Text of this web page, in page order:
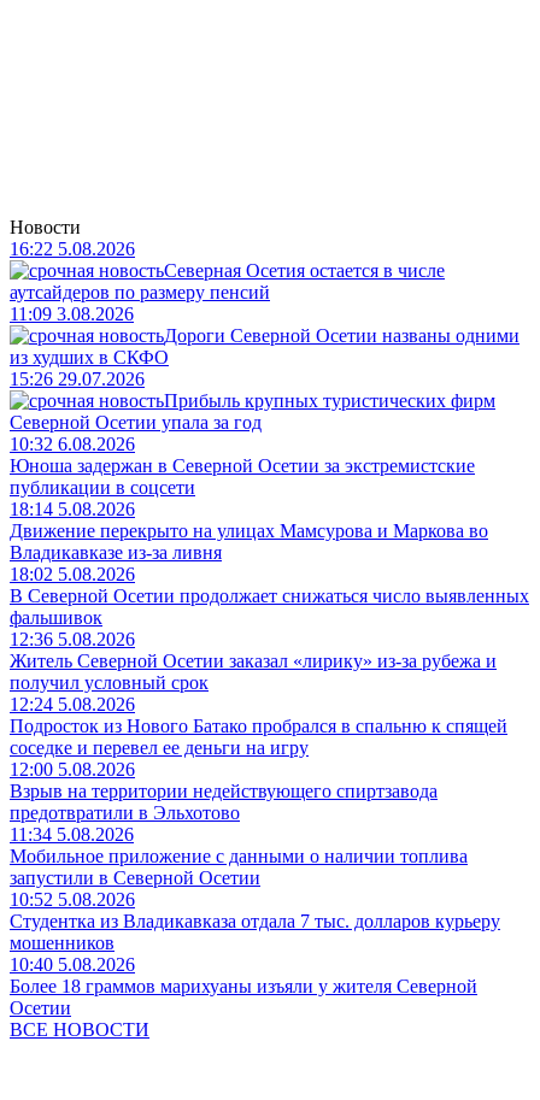
Новости
16:22 5.08.2026
Северная Осетия остается в числе
аутсайдеров по размеру пенсий
11:09 3.08.2026
Дороги Северной Осетии названы одними
из худших в СКФО
15:26 29.07.2026
Прибыль крупных туристических фирм
Северной Осетии упала за год
10:32 6.08.2026
Юноша задержан в Северной Осетии за экстремистские
публикации в соцсети
18:14 5.08.2026
Движение перекрыто на улицах Мамсурова и Маркова во
Владикавказе из-за ливня
18:02 5.08.2026
В Северной Осетии продолжает снижаться число выявленных
фальшивок
12:36 5.08.2026
Житель Северной Осетии заказал «лирику» из-за рубежа и
получил условный срок
12:24 5.08.2026
Подросток из Нового Батако пробрался в спальню к спящей
соседке и перевел ее деньги на игру
12:00 5.08.2026
Взрыв на территории недействующего спиртзавода
предотвратили в Эльхотово
11:34 5.08.2026
Мобильное приложение с данными о наличии топлива
запустили в Северной Осетии
10:52 5.08.2026
Студентка из Владикавказа отдала 7 тыс. долларов курьеру
мошенников
10:40 5.08.2026
Более 18 граммов марихуаны изъяли у жителя Северной
Осетии
ВСЕ НОВОСТИ